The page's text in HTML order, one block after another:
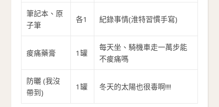
筆記本、原
子筆
各1 紀錄事情(淮特習慣手寫)
痠痛藥膏 1罐
每天坐、騎機車走一萬步能
不痠痛嗎
防曬 (我沒
帶到)
1罐 冬天的太陽也很毒啊!!!!